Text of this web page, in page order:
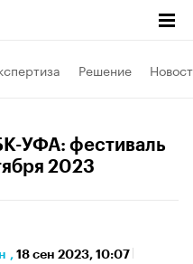
Решение
УФА: фестиваль
2023
, 18 сен 2023, 10:07